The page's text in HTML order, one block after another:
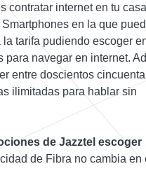
contratar internet en tu
en la que
tarifa pudiendo escoger
para navegar en internet.
entre doscientos
ilimitadas para hablar sin
de Jazztel escoger
de Fibra no cambia en